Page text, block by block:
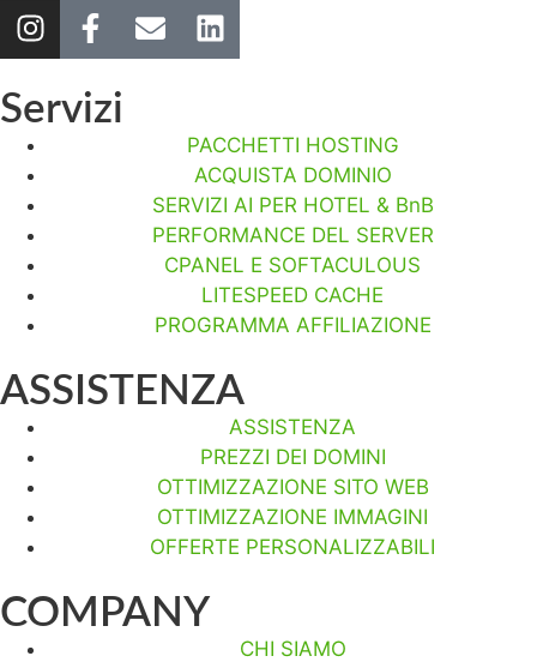
Servizi
PACCHETTI HOSTING
ACQUISTA DOMINIO
SERVIZI AI PER HOTEL & BnB
PERFORMANCE DEL SERVER
CPANEL E SOFTACULOUS
LITESPEED CACHE
PROGRAMMA AFFILIAZIONE
ASSISTENZA
ASSISTENZA
PREZZI DEI DOMINI
OTTIMIZZAZIONE SITO WEB
OTTIMIZZAZIONE IMMAGINI
OFFERTE PERSONALIZZABILI
COMPANY
CHI SIAMO